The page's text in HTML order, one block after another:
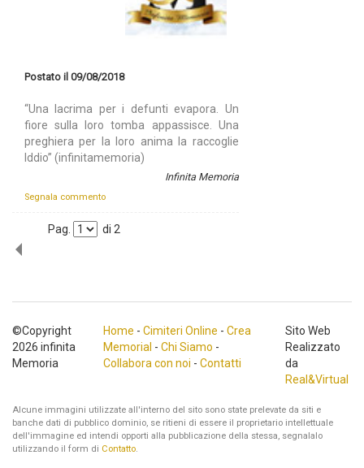
Postato il 09/08/2018
“Una lacrima per i defunti evapora. Un
fiore sulla loro tomba appassisce. Una
preghiera per la loro anima la raccoglie
Iddio” (infinitamemoria)
Infinita Memoria
Segnala commento
Pag. di 2
©Copyright
2026 infinita
Memoria
Home - Cimiteri Online - Crea
Memorial - Chi Siamo -
Collabora con noi - Contatti
Sito Web
Realizzato
da
Real&Virtual
Alcune immagini utilizzate all'interno del sito sono state prelevate da siti e
banche dati di pubblico dominio, se ritieni di essere il proprietario intellettuale
dell'immagine ed intendi opporti alla pubblicazione della stessa, segnalalo
utilizzando il form di Contatto